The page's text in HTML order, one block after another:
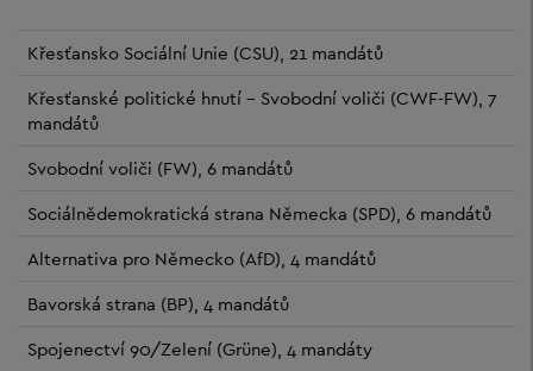
Křesťansko Sociální Unie (CSU), 21 mandátů
Křesťanské politické hnutí – Svobodní voliči (CWF-FW), 7
mandátů
Svobodní voliči (FW), 6 mandátů
Sociálnědemokratická strana Německa (SPD), 6 mandátů
Alternativa pro Německo (AfD), 4 mandátů
Bavorská strana (BP), 4 mandátů
Spojenectví 90/Zelení (Grüne), 4 mandáty